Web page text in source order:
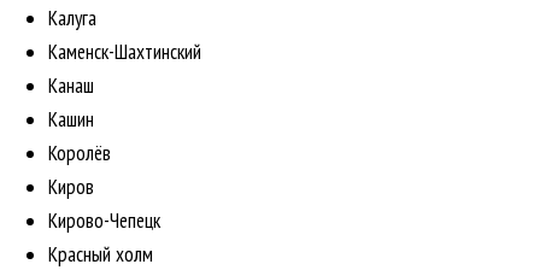
Калуга
Каменск-Шахтинский
Канаш
Кашин
Королёв
Киров
Кирово-Чепецк
Красный холм